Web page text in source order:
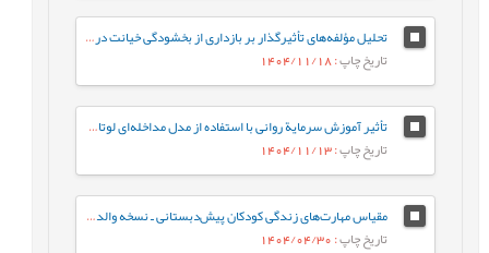
تحلیل مؤلفه‌های تأثیرگذار بر بازداری از بخشودگی خیانت در مردان و زنان آسیب‌دیده
تاریخ چاپ: 1404/11/18
تأثیر آموزش سرمایة روانی با استفاده از مدل مداخله‌ای لوتانز، بر سرمایة روانی کارشناسان شاغل در یک شرکت صنعتی
تاریخ چاپ: 1404/11/13
مقیاس مهارت‌های زندگی کودکان پیش‌دبستانی ـ نسخه والدین: ساخت و ارزشیابی اولیه روان‌سنجی
تاریخ چاپ: 1404/04/30